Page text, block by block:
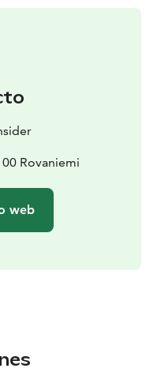
Rovaniemi
web